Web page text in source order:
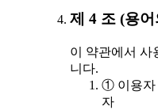
제 4 조 (용
이 약관에서 사
니다.
① 이용자
자